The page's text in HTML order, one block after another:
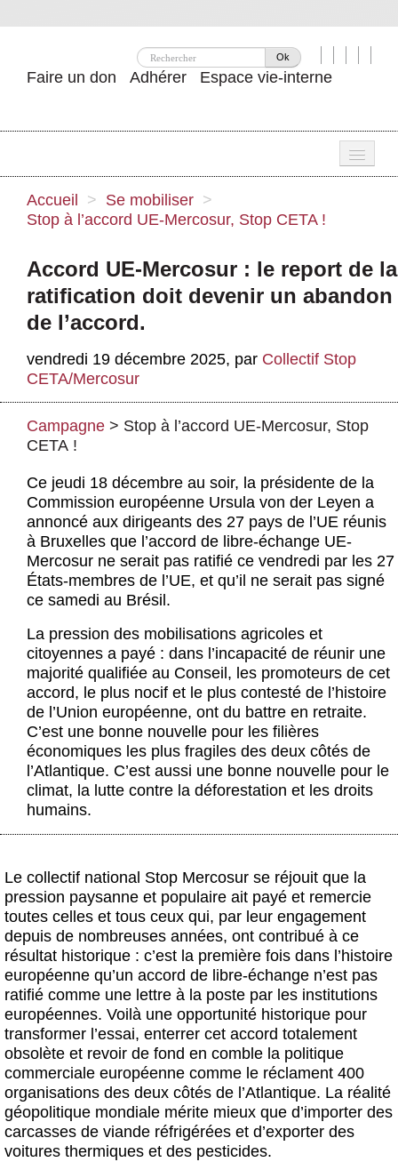
Ok
Faire un don Adhérer Espace vie-interne
Attac ?
Nos idées
Se mobiliser
Publications
Agenda
Actus et médias
Boutique
Accueil > Se mobiliser >
Stop à l’accord UE-Mercosur, Stop CETA !
Accord UE-Mercosur : le report de la
ratification doit devenir un abandon
de l’accord.
vendredi 19 décembre 2025, par Collectif Stop
CETA/Mercosur
Campagne > Stop à l’accord UE-Mercosur, Stop
CETA !
Ce jeudi 18 décembre au soir, la présidente de la
Commission européenne Ursula von der Leyen a
annoncé aux dirigeants des 27 pays de l’UE réunis
à Bruxelles que l’accord de libre-échange UE-
Mercosur ne serait pas ratifié ce vendredi par les 27
États-membres de l’UE, et qu’il ne serait pas signé
ce samedi au Brésil.
La pression des mobilisations agricoles et
citoyennes a payé : dans l’incapacité de réunir une
majorité qualifiée au Conseil, les promoteurs de cet
accord, le plus nocif et le plus contesté de l’histoire
de l’Union européenne, ont du battre en retraite.
C’est une bonne nouvelle pour les filières
économiques les plus fragiles des deux côtés de
l’Atlantique. C’est aussi une bonne nouvelle pour le
climat, la lutte contre la déforestation et les droits
humains.
Le collectif national Stop Mercosur se réjouit que la
pression paysanne et populaire ait payé et remercie
toutes celles et tous ceux qui, par leur engagement
depuis de nombreuses années, ont contribué à ce
résultat historique : c’est la première fois dans l’histoire
européenne qu’un accord de libre-échange n’est pas
ratifié comme une lettre à la poste par les institutions
européennes. Voilà une opportunité historique pour
transformer l’essai, enterrer cet accord totalement
obsolète et revoir de fond en comble la politique
commerciale européenne comme le réclament 400
organisations des deux côtés de l’Atlantique. La réalité
géopolitique mondiale mérite mieux que d’importer des
carcasses de viande réfrigérées et d’exporter des
voitures thermiques et des pesticides.